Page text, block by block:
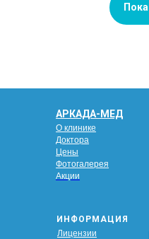
О клинике
Доктора
Цены
Фотогалерея
Акции
ИНФОРМАЦИЯ
Лицензии
АРКАДА-МЕД